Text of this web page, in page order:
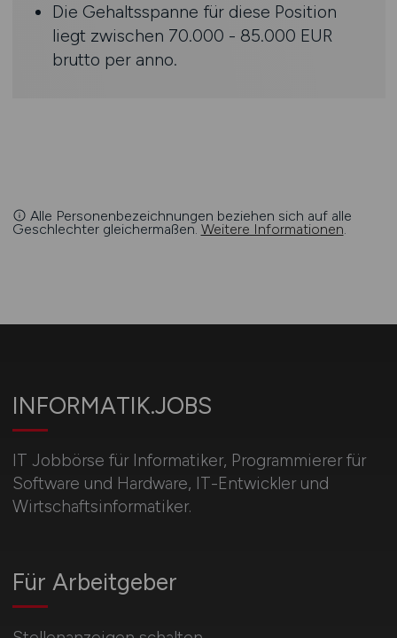
Die Gehaltsspanne für diese Position
liegt zwischen 70.000 - 85.000 EUR
brutto per anno.
Alle Personenbezeichnungen beziehen sich auf alle
Geschlechter gleichermaßen. Weitere Informationen.
INFORMATIK.JOBS
IT Jobbörse für Informatiker, Programmierer für
Software und Hardware, IT-Entwickler und
Wirtschaftsinformatiker.
Für Arbeitgeber